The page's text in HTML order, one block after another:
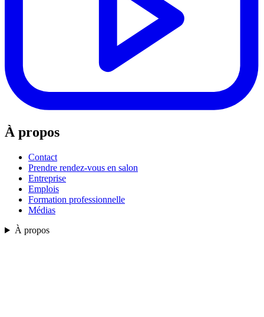
À propos
Contact
Prendre rendez-vous en salon
Entreprise
Emplois
Formation professionnelle
Médias
À propos